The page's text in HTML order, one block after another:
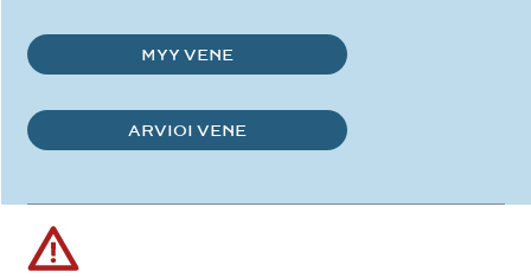
MYY VENE
ARVIOI VENE